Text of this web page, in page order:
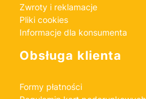
Zwroty i reklamacje
Pliki cookies
Informacje dla konsumenta
Obsługa klienta
Formy płatności